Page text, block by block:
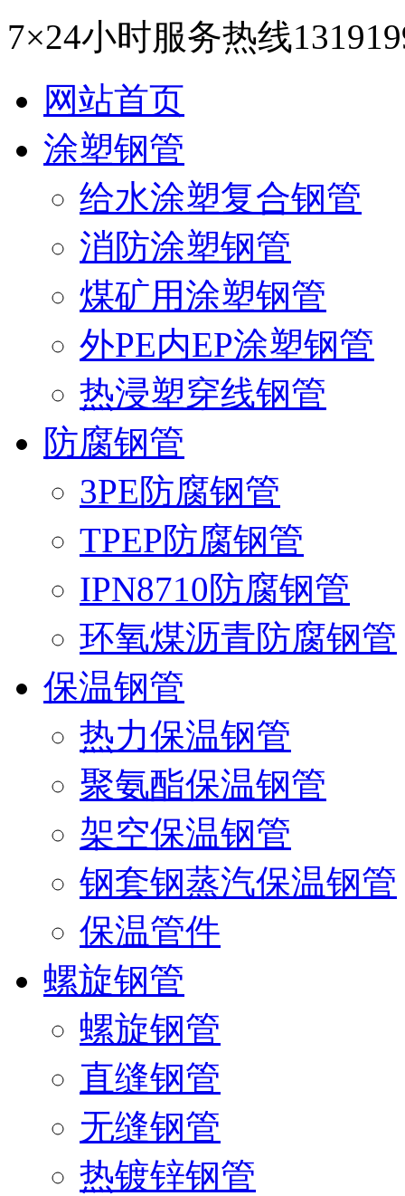
7×24小时服务热线
网站首页
涂塑钢管
给水涂塑复合钢管
消防涂塑钢管
煤矿用涂塑钢管
外PE内EP涂塑钢管
热浸塑穿线钢管
防腐钢管
3PE防腐钢管
TPEP防腐钢管
IPN8710防腐钢管
环氧煤沥青防腐钢管
保温钢管
热力保温钢管
聚氨酯保温钢管
架空保温钢管
钢套钢蒸汽保温钢管
保温管件
螺旋钢管
螺旋钢管
直缝钢管
无缝钢管
热镀锌钢管